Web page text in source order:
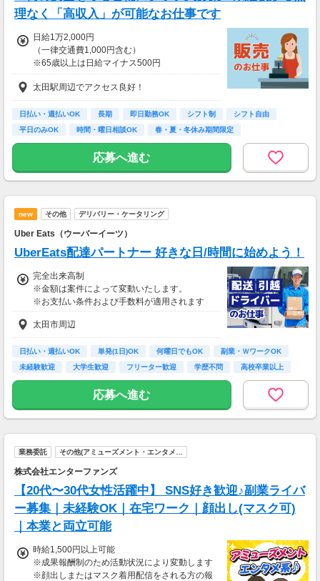
理なく「高収入」が可能なお仕事です
日給1万2,000円
（一律交通費1,000円含む）
※65歳以上は日給マイナス500円
※70歳以上は日給マイナス2,000円
---
■交通誘導2級以上の資格をお持ちの方は
日給1万2,000円
※65歳以上は日給マイナス500円
※70歳以上は日給マイナス1,000円
★交通誘導2級（以上）として従事した場合
■65歳～69歳迄では他の年代と同じ現場でも
安全面・体力面の考慮により比較的低負荷の業
70歳以降では低負荷業務や季節により
給与が上記になる場合がございます。
＜月収例＞
月収24万円可能
太田駅周辺でアクセス良好！
日払い・週払いOK 長期 即日勤務OK シフト制
シフト自由
平日のみOK
時間・曜日相談OK
春・夏・冬休み期間限定
副業・ＷワークOK
応募へ進む
new その他 デリバリー・ケータリング
Uber Eats（ウーバーイーツ）
UberEats配達パートナー 好きな日/時間に始めよう！
完全出来高制
※金額は案件によって変動いたします。
※お支払い条件および手数料が適用されます
太田市周辺
日払い・週払いOK 単発(1日)OK 何曜日でもOK
副業・ＷワークOK
未経験歓迎
大学生歓迎 フリーター歓迎 学歴不問 高校卒業以上
応募へ進む
業務委託 その他(アミューズメント・エンタメ…
株式会社エンターファンズ
【20代〜30代女性活躍中】 SNS好き歓迎♪副業ライバ
ー募集｜未経験OK｜在宅ワーク｜顔出し(マスク可)
｜本業と両立可能
時給1,500円以上可能
※成果報酬制のため活動状況により変動します
※顔出しまたはマスク着用配信をされる方の報